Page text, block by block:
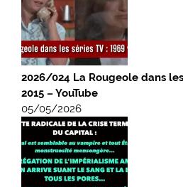
2026/024 La Rougeole dans les
2015 – YouTube
05/05/2026